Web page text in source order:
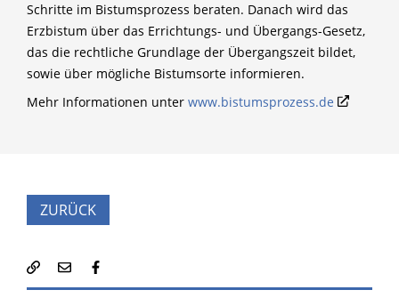
Schritte im Bistumsprozess beraten. Danach wird das
Erzbistum über das Errichtungs- und Übergangs-Gesetz,
das die rechtliche Grundlage der Übergangszeit bildet,
sowie über mögliche Bistumsorte informieren.
Mehr Informationen unter www.bistumsprozess.de
ZURÜCK